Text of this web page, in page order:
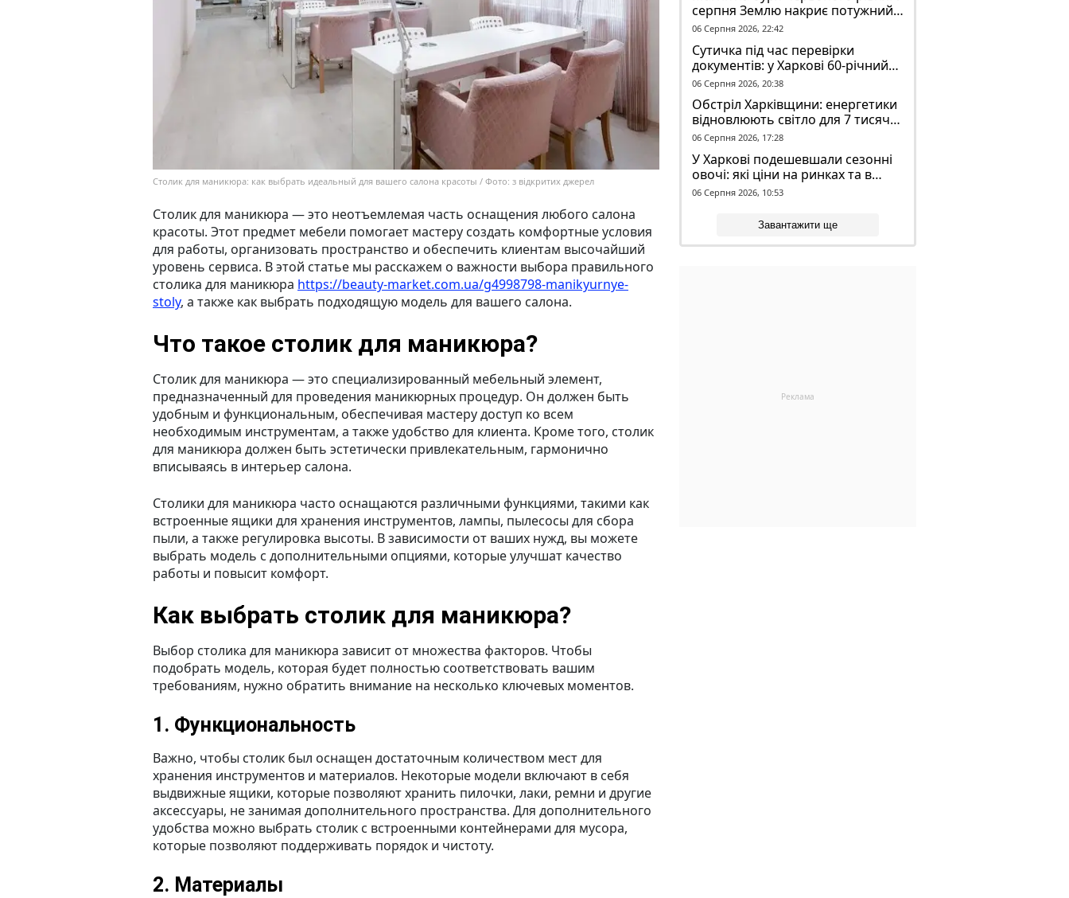
Столик для маникюра: как выбрать идеальный для вашего салона красоты / Фото: з відкритих джерел
Столик для маникюра — это неотъемлемая часть оснащения любого салона
красоты. Этот предмет мебели помогает мастеру создать комфортные условия
для работы, организовать пространство и обеспечить клиентам высочайший
уровень сервиса. В этой статье мы расскажем о важности выбора правильного
столика для маникюра https://beauty-market.com.ua/g4998798-manikyurnye-
stoly, а также как выбрать подходящую модель для вашего салона.
Что такое столик для маникюра?
Столик для маникюра — это специализированный мебельный элемент,
предназначенный для проведения маникюрных процедур. Он должен быть
удобным и функциональным, обеспечивая мастеру доступ ко всем
необходимым инструментам, а также удобство для клиента. Кроме того, столик
для маникюра должен быть эстетически привлекательным, гармонично
вписываясь в интерьер салона.
Столики для маникюра часто оснащаются различными функциями, такими как
встроенные ящики для хранения инструментов, лампы, пылесосы для сбора
пыли, а также регулировка высоты. В зависимости от ваших нужд, вы можете
выбрать модель с дополнительными опциями, которые улучшат качество
работы и повысит комфорт.
Как выбрать столик для маникюра?
Выбор столика для маникюра зависит от множества факторов. Чтобы
подобрать модель, которая будет полностью соответствовать вашим
требованиям, нужно обратить внимание на несколько ключевых моментов.
1. Функциональность
Важно, чтобы столик был оснащен достаточным количеством мест для
хранения инструментов и материалов. Некоторые модели включают в себя
выдвижные ящики, которые позволяют хранить пилочки, лаки, ремни и другие
аксессуары, не занимая дополнительного пространства. Для дополнительного
удобства можно выбрать столик с встроенными контейнерами для мусора,
которые позволяют поддерживать порядок и чистоту.
2. Материалы
серпня Землю накриє потужний
геомагнітний шторм
06 Серпня 2026, 22:42
Сутичка під час перевірки
документів: у Харкові 60-річний
чоловік постраждав у конфлікті з
ТЦК
06 Серпня 2026, 20:38
Обстріл Харківщини: енергетики
відновлюють світло для 7 тисяч
споживачів
06 Серпня 2026, 17:28
У Харкові подешевшали сезонні
овочі: які ціни на ринках та в
магазинах
06 Серпня 2026, 10:53
Завантажити ще